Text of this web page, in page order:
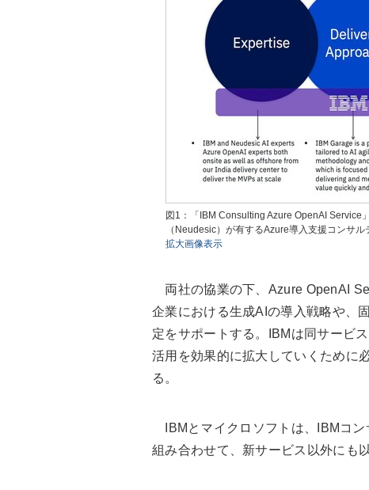
図1：「IBM Consulting Azure OpenAI Service
（Neudesic）が有するAzure導入支援コンサ
拡大画像表示
両社の協業の下、Azure OpenAI
企業における生成AIの導入戦略や、
定をサポートする。IBMは同サービ
活用を効果的に拡大していくために
る。
IBMとマイクロソフトは、IBMコ
組み合わせて、新サービス以外にも